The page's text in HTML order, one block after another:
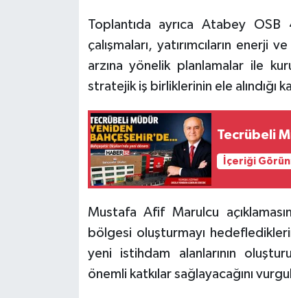
Toplantıda ayrıca Atabey
çalışmaları, yatırımcıların
arzına yönelik planlamalar ile
stratejik iş birliklerinin ele alındığı
Tecrübeli
İçeriği
Mustafa Afif Marulcu
bölgesi oluşturmayı
yeni istihdam alanlarının
önemli katkılar sağlayacağını